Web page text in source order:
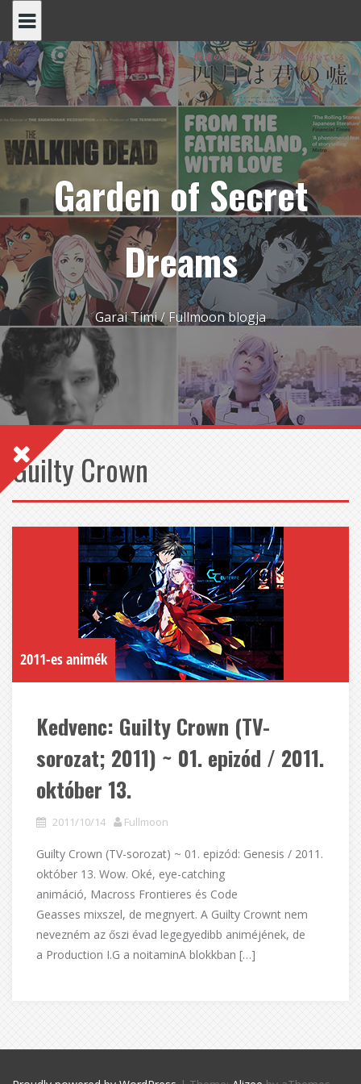
content
Garden of Secret
Dreams
Garai Timi / Fullmoon blogja
Guilty Crown
2011-es animék
Kedvenc: Guilty Crown (TV-
sorozat; 2011) ~ 01. epizód / 2011.
október 13.
2011/10/14 Fullmoon
Guilty Crown (TV-sorozat) ~ 01. epizód: Genesis / 2011.
október 13. Wow. Oké, eye-catching
animáció, Macross Frontieres és Code
Geasses mixszel, de megnyert. A Guilty Crownt nem
nevezném az őszi évad legegyedibb animéjének, de
a Production I.G a noitaminA blokkban […]